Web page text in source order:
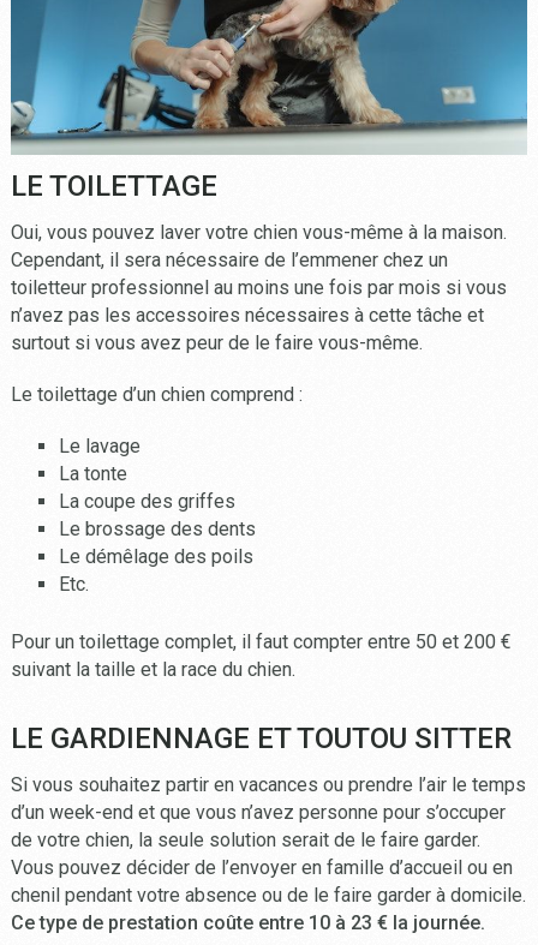
LE TOILETTAGE
Oui, vous pouvez laver votre chien vous-même à la maison.
Cependant, il sera nécessaire de l’emmener chez un
toiletteur professionnel au moins une fois par mois si vous
n’avez pas les accessoires nécessaires à cette tâche et
surtout si vous avez peur de le faire vous-même.
Le toilettage d’un chien comprend :
Le lavage
La tonte
La coupe des griffes
Le brossage des dents
Le démêlage des poils
Etc.
Pour un toilettage complet, il faut compter entre 50 et 200 €
suivant la taille et la race du chien.
LE GARDIENNAGE ET TOUTOU SITTER
Si vous souhaitez partir en vacances ou prendre l’air le temps
d’un week-end et que vous n’avez personne pour s’occuper
de votre chien, la seule solution serait de le faire garder.
Vous pouvez décider de l’envoyer en famille d’accueil ou en
chenil pendant votre absence ou de le faire garder à domicile.
Ce type de prestation coûte entre 10 à 23 € la journée.